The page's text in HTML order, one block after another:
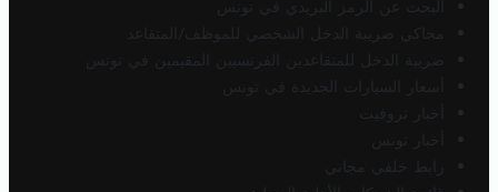
البحث عن الرمز البريدي في تونس
محاكي ضريبة الدخل الشخصي للموظف/المتقاعد
ضريبة الدخل للمتقاعدين الفرنسيين المقيمين في تونس
أسعار السيارات الجديدة في تونس
أخبار تروفيت
أخبار تونس
رابط خلفي مجاني